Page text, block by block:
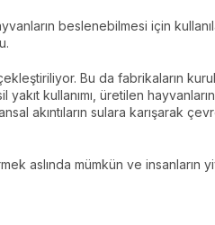
beslenebilmesi için
Bu da fabrikaların
kullanımı, üretilen
akıntıların sulara karışarak
aslında mümkün ve